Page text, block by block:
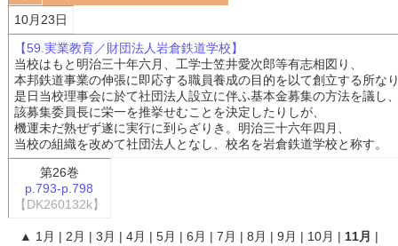
10月23日
【59.実業教育／財団法人岩倉鉄道学校】
当校はもと明治三十年六月、工学士笠井愛次郎等有志相図り、
本邦鉄道事業の伸張に即応する職員養成の目的を以て創立する所な
是日当校理事会に於て社団法人設立に伴ふ基本金募集の方法を議し
該募集委員長に栄一を推挙せむことを決定したりしが、
機運未だ熟ぜず遂に実行に到らざりき。明治三十六年四月、
当校の組織を改めて社団法人となし、校名を岩倉鉄道学校と称す。
第26巻
p.793-p.798
【DK260132k】
▲ 1月 | 2月 | 3月 | 4月 | 5月 | 6月 | 7月 | 8月 | 9月 | 10月 | 11月 |